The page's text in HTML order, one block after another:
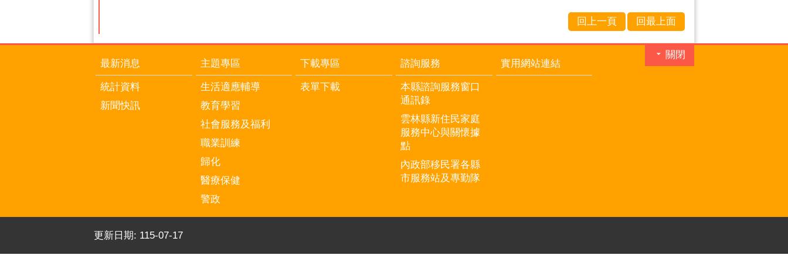
回上一頁 回最上面
關閉
最新消息
統計資料
新聞快訊
主題專區
生活適應輔導
教育學習
社會服務及福利
職業訓練
歸化
醫療保健
警政
下載專區
表單下載
諮詢服務
本縣諮詢服務窗口
通訊錄
雲林縣新住民家庭
服務中心與關懷據
點
內政部移民署各縣
市服務站及專勤隊
實用網站連結
更新日期: 115-07-17